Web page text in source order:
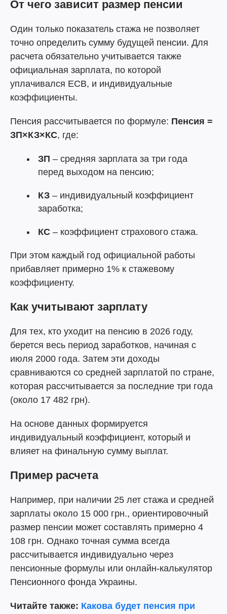
От чего зависит размер пенсии
Один только показатель стажа не позволяет
точно определить сумму будущей пенсии. Для
расчета обязательно учитывается также
официальная зарплата, по которой
уплачивался ЕСВ, и индивидуальные
коэффициенты.
Пенсия рассчитывается по формуле: Пенсия =
ЗП×КЗ×КС, где:
ЗП – средняя зарплата за три года
перед выходом на пенсию;
КЗ – индивидуальный коэффициент
заработка;
КС – коэффициент страхового стажа.
При этом каждый год официальной работы
прибавляет примерно 1% к стажевому
коэффициенту.
Как учитывают зарплату
Для тех, кто уходит на пенсию в 2026 году,
берется весь период заработков, начиная с
июля 2000 года. Затем эти доходы
сравниваются со средней зарплатой по стране,
которая рассчитывается за последние три года
(около 17 482 грн).
На основе данных формируется
индивидуальный коэффициент, который и
влияет на финальную сумму выплат.
Пример расчета
Например, при наличии 25 лет стажа и средней
зарплаты около 15 000 грн., ориентировочный
размер пенсии может составлять примерно 4
108 грн. Однако точная сумма всегда
рассчитывается индивидуально через
пенсионные формулы или онлайн-калькулятор
Пенсионного фонда Украины.
Читайте также: Какова будет пенсия при